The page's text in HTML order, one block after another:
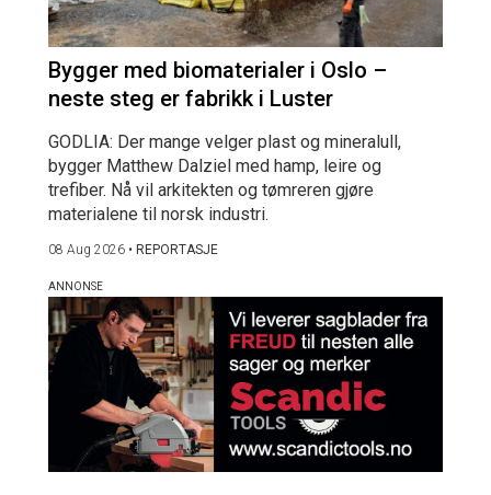
Bygger med biomaterialer i Oslo –
neste steg er fabrikk i Luster
GODLIA: Der mange velger plast og mineralull,
bygger Matthew Dalziel med hamp, leire og
trefiber. Nå vil arkitekten og tømreren gjøre
materialene til norsk industri.
08 Aug 2026 • REPORTASJE